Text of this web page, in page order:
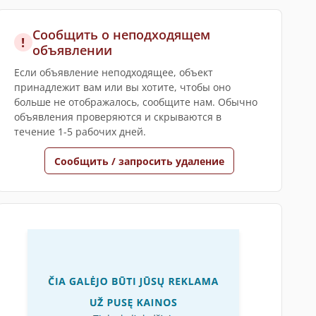
! Сообщить о неподходящем
объявлении
Если объявление неподходящее, объект
принадлежит вам или вы хотите, чтобы оно
больше не отображалось, сообщите нам. Обычно
объявления проверяются и скрываются в
течение 1-5 рабочих дней.
Сообщить / запросить удаление